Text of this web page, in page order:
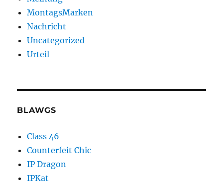
MontagsMarken
Nachricht
Uncategorized
Urteil
BLAWGS
Class 46
Counterfeit Chic
IP Dragon
IPKat